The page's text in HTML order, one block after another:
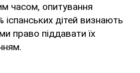
часом, опитування
дітей визнають
право піддавати їх